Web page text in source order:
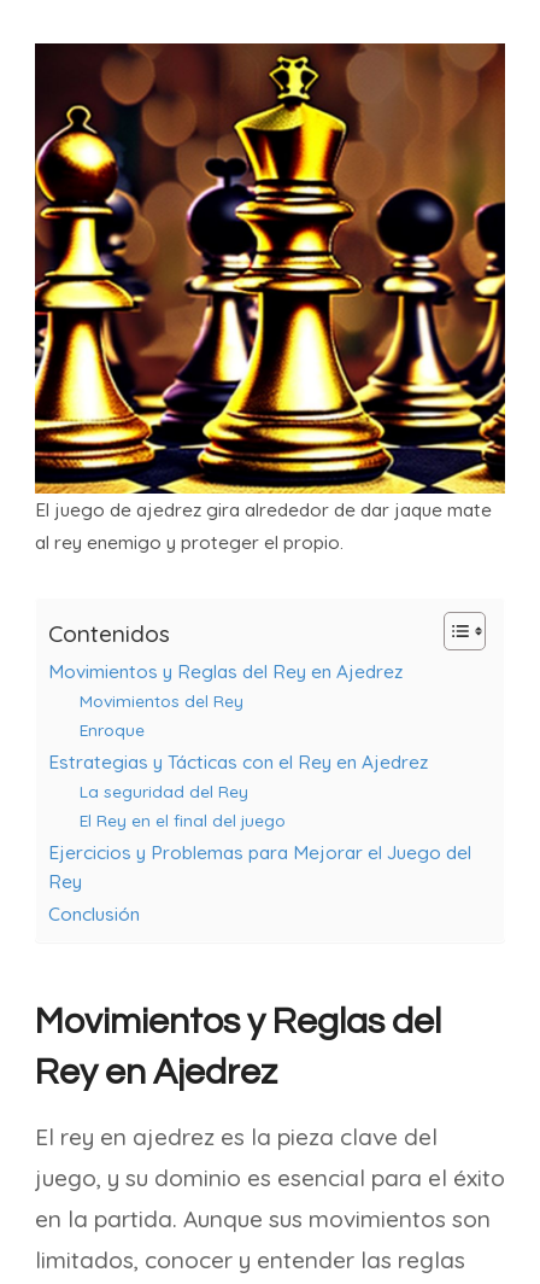
El juego de ajedrez gira alrededor de dar jaque mate
al rey enemigo y proteger el propio.
Contenidos
Movimientos y Reglas del Rey en Ajedrez
Movimientos del Rey
Enroque
Estrategias y Tácticas con el Rey en Ajedrez
La seguridad del Rey
El Rey en el final del juego
Ejercicios y Problemas para Mejorar el Juego del
Rey
Conclusión
Movimientos y Reglas del
Rey en Ajedrez
El rey en ajedrez es la pieza clave del
juego, y su dominio es esencial para el éxito
en la partida. Aunque sus movimientos son
limitados, conocer y entender las reglas